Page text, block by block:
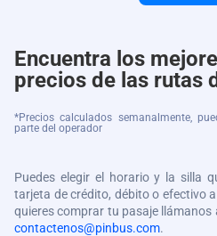
Encuentra los
precios de las rutas
*Precios calculados semanalmente,
parte del operador
Puedes elegir el horario y la silla
tarjeta de crédito, débito o efectivo
quieres comprar tu pasaje llámanos
contactenos@pinbus.com.